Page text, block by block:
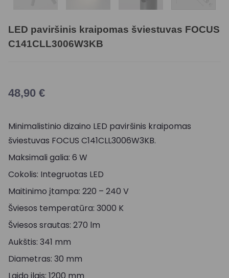
LED paviršinis kraipomas šviestuvas FOCUS
C141CLL3006W3KB
48,90 €
Minimalistinio dizaino LED paviršinis kraipomas
šviestuvas FOCUS C141CLL3006W3KB.
Maksimali galia: 6 W
Cokolis: Integruotas LED
Maitinimo įtampa: 220 – 240 V
Šviesos temperatūra: 3000 K
Šviesos srautas: 270 lm
Aukštis: 341 mm
Diametras: 30 mm